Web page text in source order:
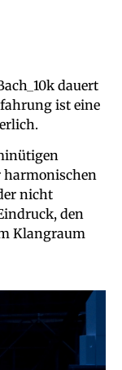
dauert
ist eine
harmonischen
nicht
den
Klangraum